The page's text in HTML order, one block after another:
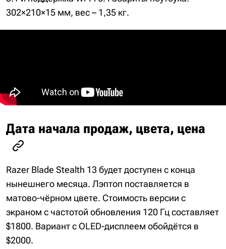
302×210×15 мм, вес – 1,35 кг.
Дата начала продаж, цвета, цена
Razer Blade Stealth 13 будет доступен с конца
нынешнего месяца. Лэптоп поставляется в
матово-чёрном цвете. Стоимость версии с
экраном с частотой обновления 120 Гц составляет
$1800. Вариант с OLED-дисплеем обойдётся в
$2000.